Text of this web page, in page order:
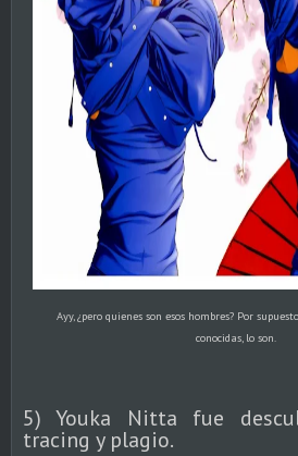
Ayy, ¿pero quienes son esos hombres? Por
conocidas, lo son.
5) Youka Nitta fue
tracing y plagio.